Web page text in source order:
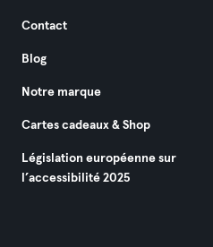
Contact
Blog
Notre marque
Cartes cadeaux & Shop
Législation européenne sur
l’accessibilité 2025